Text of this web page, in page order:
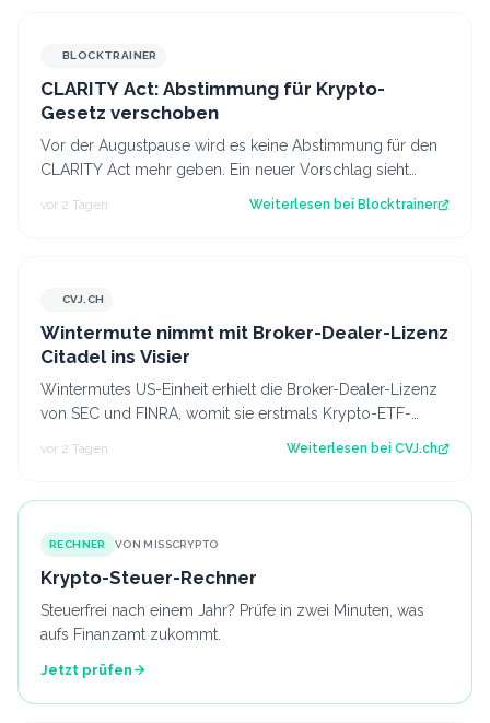
BLOCKTRAINER
CLARITY Act: Abstimmung für Krypto-
Gesetz verschoben
Vor der Augustpause wird es keine Abstimmung für den
CLARITY Act mehr geben. Ein neuer Vorschlag sieht
vor 2 Tagen Weiterlesen bei Blocktrainer
CVJ.CHCVJ.CH
Wintermute nimmt mit Broker-Dealer-Lizenz
Citadel ins Visier
Wintermutes US-Einheit erhielt die Broker-Dealer-Lizenz
von SEC und FINRA, womit sie erstmals Krypto-ETF-
vor 2 Tagen Weiterlesen bei CVJ.ch
RECHNER VON MISSCRYPTO
Krypto-Steuer-Rechner
Steuerfrei nach einem Jahr? Prüfe in zwei Minuten, was
aufs Finanzamt zukommt.
Jetzt prüfen